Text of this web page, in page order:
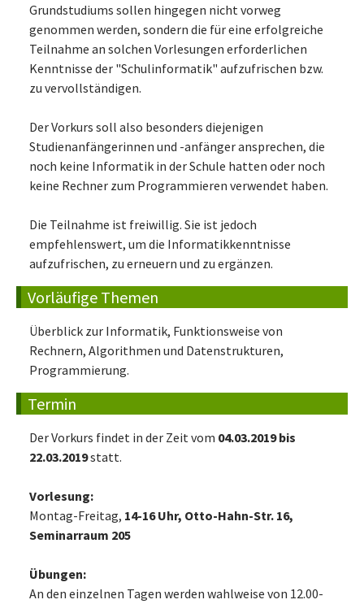
Grundstudiums sollen hingegen nicht vorweg
genommen werden, sondern die für eine erfolgreiche
Teilnahme an solchen Vorlesungen erforderlichen
Kenntnisse der "Schulinformatik" aufzufrischen bzw.
zu vervollständigen.
Der Vorkurs soll also besonders diejenigen
Studienanfängerinnen und -anfänger ansprechen, die
noch keine Informatik in der Schule hatten oder noch
keine Rechner zum Programmieren verwendet haben.
Die Teilnahme ist freiwillig. Sie ist jedoch
empfehlenswert, um die Informatikkenntnisse
aufzufrischen, zu erneuern und zu ergänzen.
Vorläufige Themen
Überblick zur Informatik, Funktionsweise von
Rechnern, Algorithmen und Datenstrukturen,
Programmierung.
Termin
Der Vorkurs findet in der Zeit vom 04.03.2019 bis
22.03.2019statt.
Vorlesung:
Montag-Freitag, 14-16 Uhr, Otto-Hahn-Str. 16,
Seminarraum 205
Übungen:
An den einzelnen Tagen werden wahlweise von 12.00-